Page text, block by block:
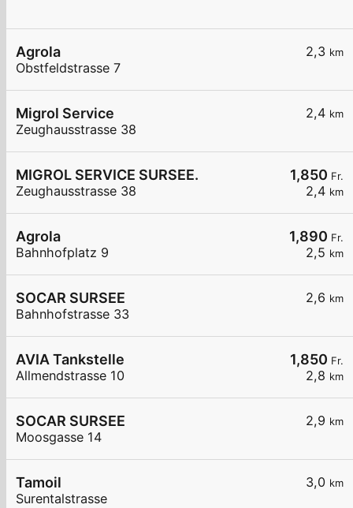
2,3 km
Agrola
Obstfeldstrasse 7
2,4 km
Migrol Service
Zeughausstrasse 38
1,850 Fr.
2,4 km
MIGROL SERVICE SURSEE.
Zeughausstrasse 38
1,890 Fr.
2,5 km
Agrola
Bahnhofplatz 9
2,6 km
SOCAR SURSEE
Bahnhofstrasse 33
1,850 Fr.
2,8 km
AVIA Tankstelle
Allmendstrasse 10
2,9 km
SOCAR SURSEE
Moosgasse 14
3,0 km
Tamoil
Surentalstrasse